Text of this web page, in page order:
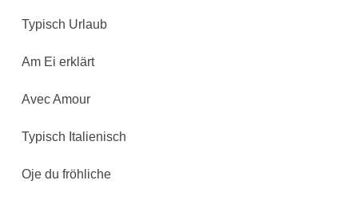
Typisch Urlaub
Am Ei erklärt
Avec Amour
Typisch Italienisch
Oje du fröhliche